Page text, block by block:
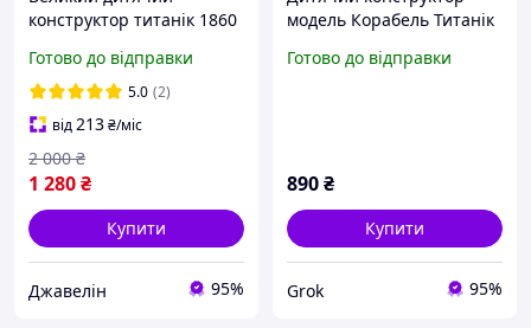
конструктор титанік 1860
дітей корабель
Готово до відправки
5.0 (2)
від213₴/міс
1 280₴
2 000 ₴
Купити
Джавелін 95%
модель Корабель Титанік
конструктор корабель
Готово до відправки
890₴
Купити
Grok 95%